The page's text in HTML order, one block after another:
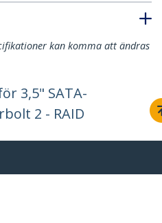
kan komma att ändras
3,5" SATA-
2 - RAID